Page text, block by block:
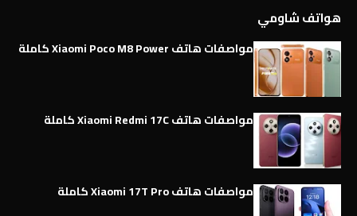
هواتف شاومي
مواصفات هاتف Xiaomi Poco M8 Power كاملة
مواصفات هاتف Xiaomi Redmi 17C كاملة
مواصفات هاتف Xiaomi 17T Pro كاملة